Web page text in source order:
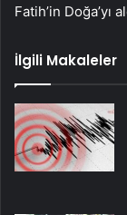
Fatih’in Doğa’yı
İlgili Makaleler